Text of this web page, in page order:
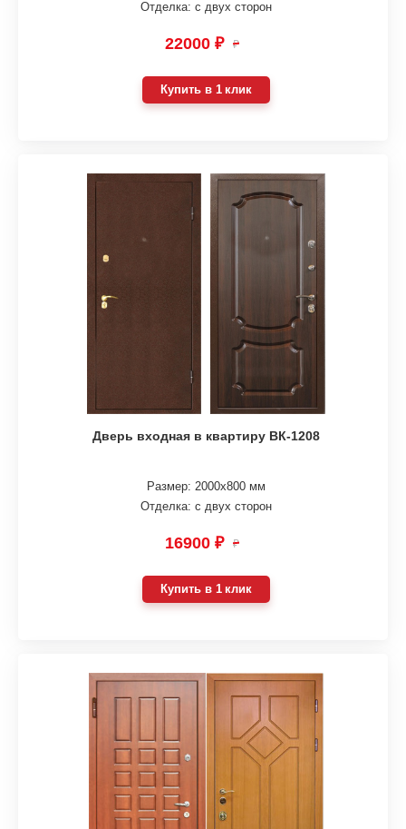
Отделка: с двух сторон
22000 ₽ ₽
Купить в 1 клик
Дверь входная в квартиру ВК-1208
Размер: 2000х800 мм
Отделка: с двух сторон
16900 ₽ ₽
Купить в 1 клик